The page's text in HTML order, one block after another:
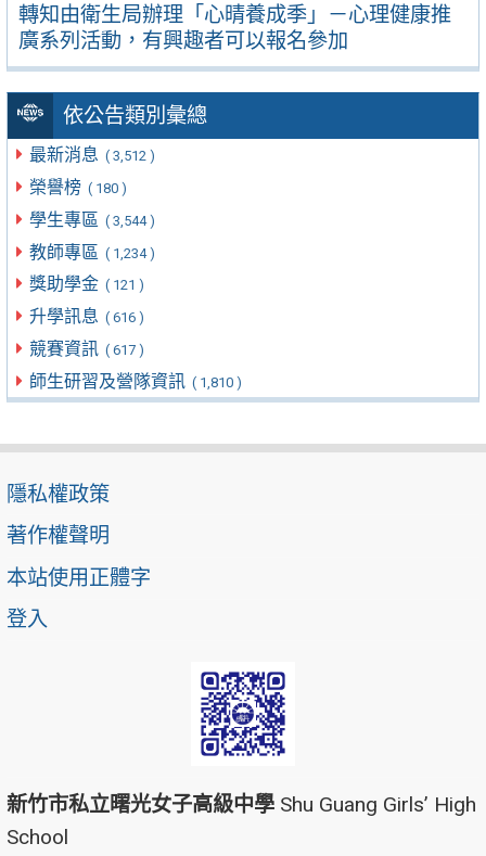
轉知由衛生局辦理「心晴養成季」－心理健康推
廣系列活動，有興趣者可以報名參加
依公告類別彙總
最新消息 ( 3,512 )
榮譽榜 ( 180 )
學生專區 ( 3,544 )
教師專區 ( 1,234 )
獎助學金 ( 121 )
升學訊息 ( 616 )
競賽資訊 ( 617 )
師生研習及營隊資訊 ( 1,810 )
隱私權政策
著作權聲明
本站使用正體字
登入
新竹市私立曙光女子高級中學 Shu Guang Girls’ High
School